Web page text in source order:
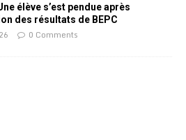
élève s’est pendue après
des résultats de BEPC
0 Comments